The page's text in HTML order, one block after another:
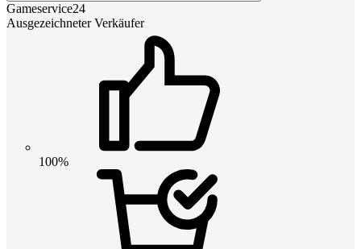
Gameservice24
Ausgezeichneter Verkäufer
100%